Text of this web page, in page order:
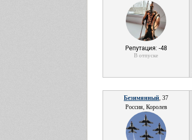
Репутация: -48
В отпуске
Безимянный, 37
Россия, Королев